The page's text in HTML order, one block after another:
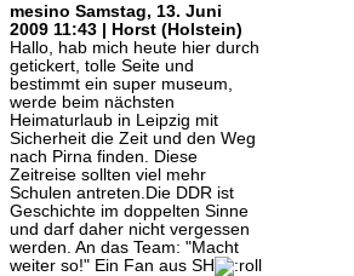
mesino Samstag, 13. Juni
2009 11:43 | Horst (Holstein)
Hallo, hab mich heute hier durch
getickert, tolle Seite und
bestimmt ein super museum,
werde beim nächsten
Heimaturlaub in Leipzig mit
Sicherheit die Zeit und den Weg
nach Pirna finden. Diese
Zeitreise sollten viel mehr
Schulen antreten.Die DDR ist
Geschichte im doppelten Sinne
und darf daher nicht vergessen
werden. An das Team: "Macht
weiter so!" Ein Fan aus SH